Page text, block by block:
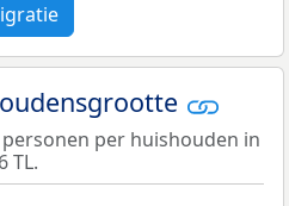
per huishouden in
TL.